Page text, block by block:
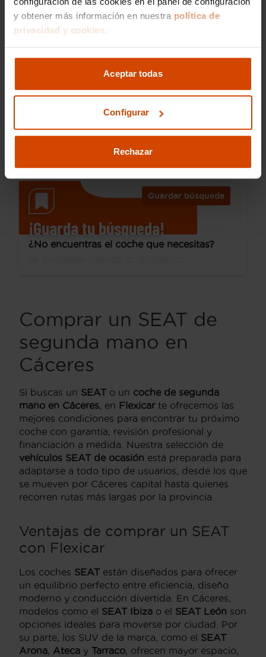
y obtener más información en nuestra política de
privacidad y cookies.
Aceptar todas
Configurar
Rechazar
Desde 225 € /mes*
14.490 €
1.0 TSI 85kW (115CV) Special Edition
33.033 km
Guardar búsqueda
¡Guarda tu búsqueda!
¿No encuentras el coche que necesitas?
Comprar un SEAT de
segunda mano en
Cáceres
Si buscas un SEAT o un coche de segunda
mano en Cáceres , en Flexicarte ofrecemos las
mejores condiciones para encontrar tu próximo
coche con garantía, revisión profesional y
financiación a medida. Nuestra selección de
vehículos SEAT de ocasión está preparada para
adaptarse a todo tipo de usuarios, desde los que
se mueven por Cáceres capital hasta quienes
recorren rutas más largas por la provincia.
Ventajas de comprar un SEAT
con Flexicar
Los coches SEAT están diseñados para ofrecer
un equilibrio perfecto entre eficiencia, diseño
moderno y conducción divertida. En Cáceres,
modelos como el SEAT Ibiza o el SEAT León son
opciones ideales para moverse por ciudad. Por
su parte, los SUV de la marca, como el SEAT
Arona Ateca y Tarraco , ofrecen mayor espacio,